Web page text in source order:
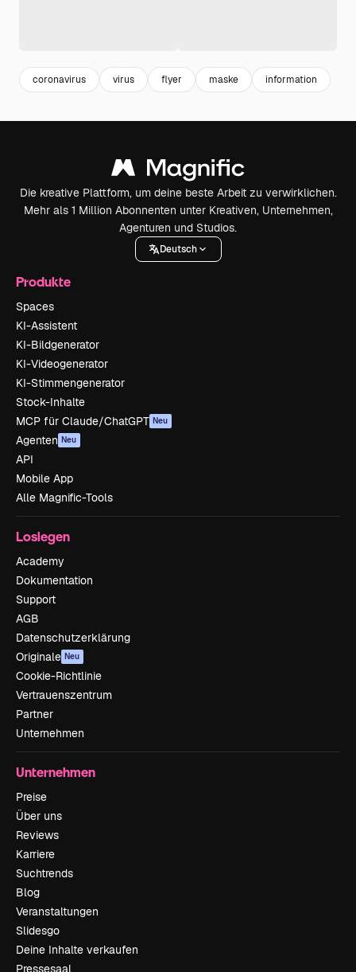
coronavirus virus flyer maske information
Die kreative Plattform, um deine beste Arbeit zu verwirklichen.
Mehr als 1 Million Abonnenten unter Kreativen, Unternehmen,
Agenturen und Studios.
Deutsch
Produkte
Spaces
KI-Assistent
KI-Bildgenerator
KI-Videogenerator
KI-Stimmengenerator
Stock-Inhalte
MCP für Claude/ChatGPT Neu
Agenten Neu
API
Mobile App
Alle Magnific-Tools
Loslegen
Academy
Dokumentation
Support
AGB
Datenschutzerklärung
Originale Neu
Cookie-Richtlinie
Vertrauenszentrum
Partner
Unternehmen
Unternehmen
Preise
Über uns
Reviews
Karriere
Suchtrends
Blog
Veranstaltungen
Slidesgo
Deine Inhalte verkaufen
Pressesaal